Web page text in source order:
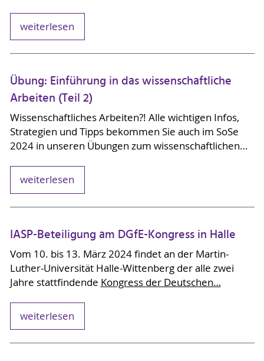
weiterlesen
Übung: Einführung in das wissenschaftliche
Arbeiten (Teil 2)
Wissenschaftliches Arbeiten?! Alle wichtigen Infos,
Strategien und Tipps bekommen Sie auch im SoSe
2024 in unseren Übungen zum wissenschaftlichen…
weiterlesen
IASP-Beteiligung am DGfE-Kongress in Halle
Vom 10. bis 13. März 2024 findet an der Martin-
Luther-Universität Halle-Wittenberg der alle zwei
Jahre stattfindende Kongress der Deutschen…
weiterlesen